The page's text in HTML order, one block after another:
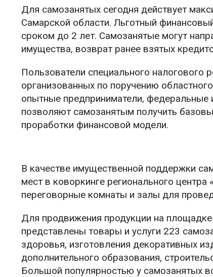
Для самозанятых сегодня действует
Самарской области. Льготный
сроком до 2 лет. Самозанятые могут
имущества, возврат ранее взятых
Пользователи специального налогового
организованных по поручению
опытные предприниматели, федеральные
позволяют самозанятым получить
проработки финансовой модели.
В качестве имущественной поддержки
мест в коворкинге регионального
переговорные комнаты и залы для
Для продвижения продукции на
представлены товары и услуги 223
здоровья, изготовления декоративных
дополнительного образования,
Большой популярностью у самозанятых